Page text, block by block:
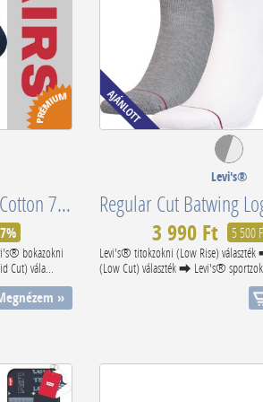
3PCS Regular Cut Recycled Cotton 701224674004
bokazokni
Cut) vála...
»
Levi's®
3 990 Ft 5 500
Levi's® titokzokni (Low Rise)
(Low Cut) választék ⮕ Levi's®